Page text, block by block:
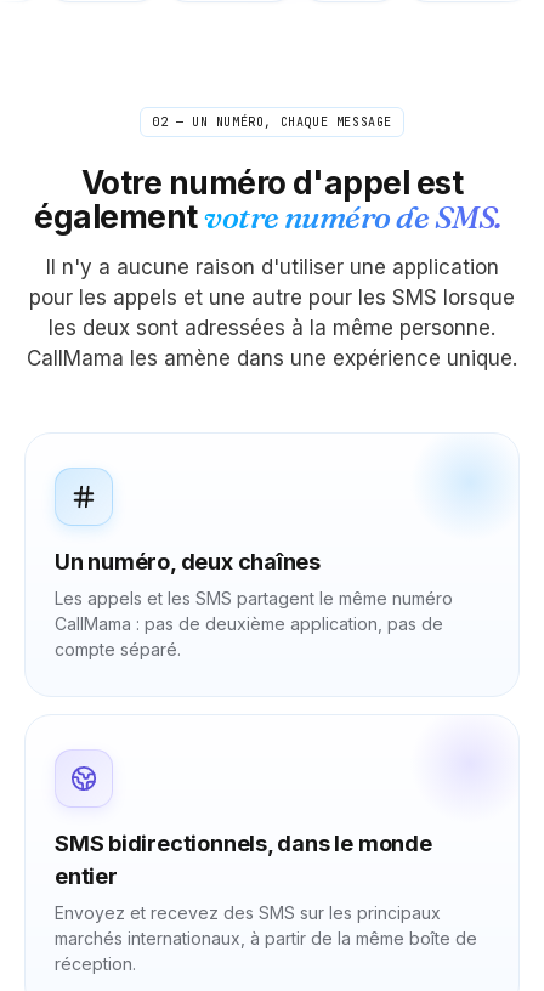
02 — UN NUMÉRO, CHAQUE MESSAGE
Votre numéro d'appel est
égalementvotre numéro de SMS.
Il n'y a aucune raison d'utiliser une application
pour les appels et une autre pour les SMS lorsque
les deux sont adressées à la même personne.
CallMama les amène dans une expérience unique.
Un numéro, deux chaînes
Les appels et les SMS partagent le même numéro
CallMama : pas de deuxième application, pas de
compte séparé.
SMS bidirectionnels, dans le monde
entier
Envoyez et recevez des SMS sur les principaux
marchés internationaux, à partir de la même boîte de
réception.